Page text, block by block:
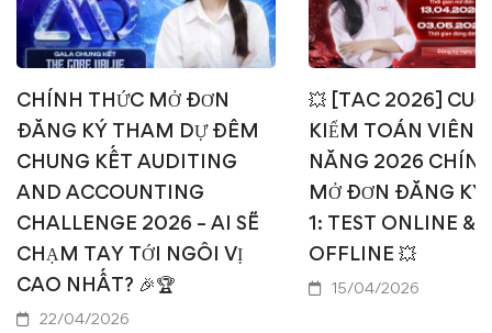
CHÍNH THỨC MỞ ĐƠN
ĐĂNG KÝ THAM DỰ ĐÊM
CHUNG KẾT AUDITING
AND ACCOUNTING
CHALLENGE 2026 – AI SẼ
CHẠM TAY TỚI NGÔI VỊ
CAO NHẤT? 🎉🏆
22/04/2026
💥 [TAC 2026]
KIỂM TOÁN VIÊN
NĂNG 2026
MỞ ĐƠN ĐĂNG KÝ
1: TEST ONLINE &
OFFLINE 💥
15/04/2026